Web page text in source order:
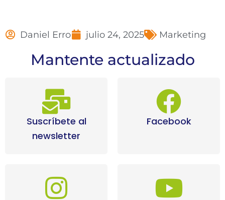
Daniel Erro julio 24, 2025 Marketing
Mantente actualizado
Suscríbete al
newsletter
Facebook